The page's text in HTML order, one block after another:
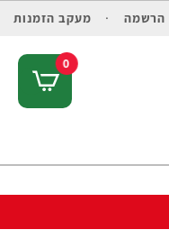
הרשמה מעקב הזמנות
0